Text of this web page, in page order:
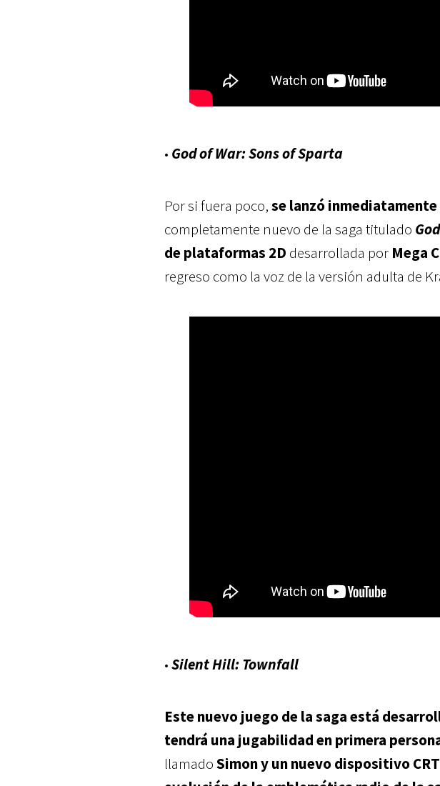
• God of War: Sons of Sparta
Por si fuera poco,se lanzó
completamente nuevo de la saga titulado
de plataformas 2D desarrollada por Mega
regreso como la voz de la versión adulta de
•Silent Hill: Townfall
Este nuevo juego de la saga está
tendrá una jugabilidad en primera
llamadoSimon y un nuevo dispositivo